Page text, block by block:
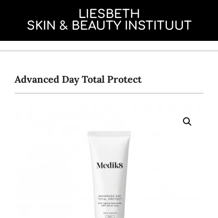
LIESBETH
SKIN & BEAUTY INSTITUUT
Primary
MenuAdvanced Day Total Protect